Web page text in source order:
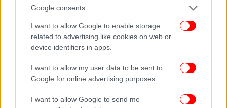
Google consents
I want to allow Google to enable storage
related to advertising like cookies on web or
device identifiers in apps.
I want to allow my user data to be sent to
Google for online advertising purposes.
I want to allow Google to send me